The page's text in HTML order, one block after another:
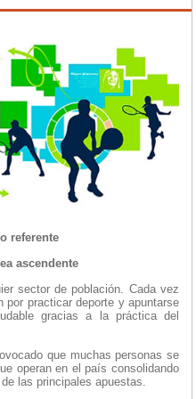
referente
ascendente
sector de población. Cada vez
practicar deporte y apuntarse
gracias a la práctica del
que muchas personas se
operan en el país consolidando
las principales apuestas.